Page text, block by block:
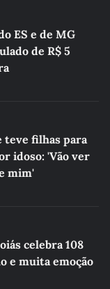
ES e de MG
de R$ 5
teve filhas para
idoso: 'Vão ver
mim'
celebra 108
e muita emoção